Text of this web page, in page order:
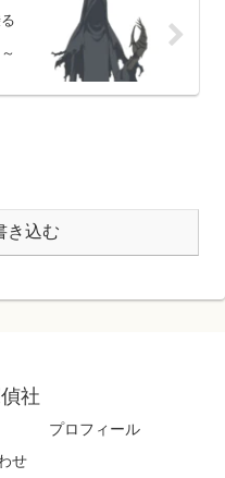
き込む
社
プロフィール
せ